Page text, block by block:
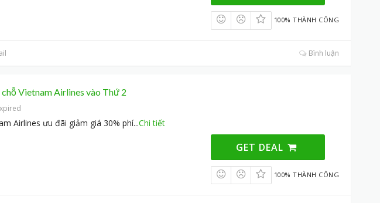
100% THÀNH CÔNG
Bình luận
Vietnam Airlines vào Thứ 2
Airlines ưu đãi giảm giá 30% phí...Chi tiết
GET DEAL
100% THÀNH CÔNG